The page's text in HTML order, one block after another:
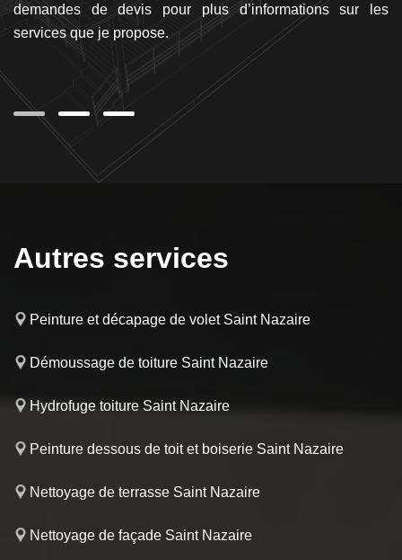
demandes de devis pour plus d’informations sur les
services que je propose.
Autres services
Peinture et décapage de volet Saint Nazaire
Démoussage de toiture Saint Nazaire
Hydrofuge toiture Saint Nazaire
Peinture dessous de toit et boiserie Saint Nazaire
Nettoyage de terrasse Saint Nazaire
Nettoyage de façade Saint Nazaire